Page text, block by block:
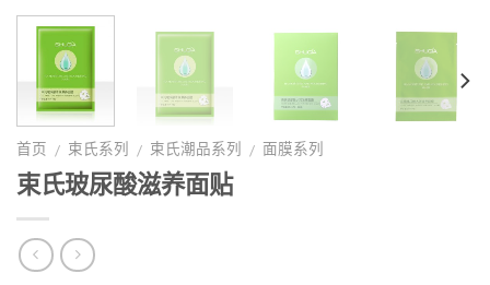
首页 / 束氏系列 / 束氏潮品系列 / 面膜系列
束氏玻尿酸滋养面贴